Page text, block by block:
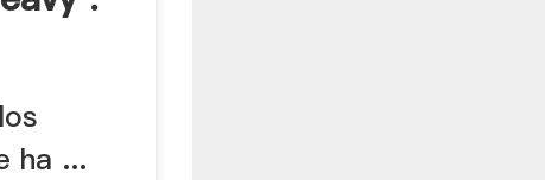
ha ...